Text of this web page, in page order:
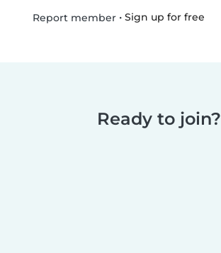
Report member• Sign up for free
Ready to join?